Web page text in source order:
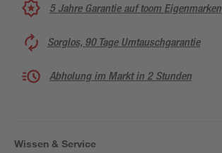
5 Jahre Garantie auf toom Eigenmarken
Sorglos, 90 Tage Umtauschgarantie
Abholung im Markt in 2 Stunden
Wissen & Service